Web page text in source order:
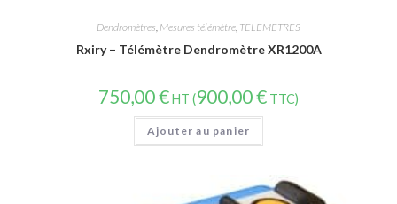
Dendromètres Mesures télémètre TELEMETRES
Rxiry – Télémètre Dendromètre XR1200A
750,00€HT (900,00€ TTC)
Ajouter au panier